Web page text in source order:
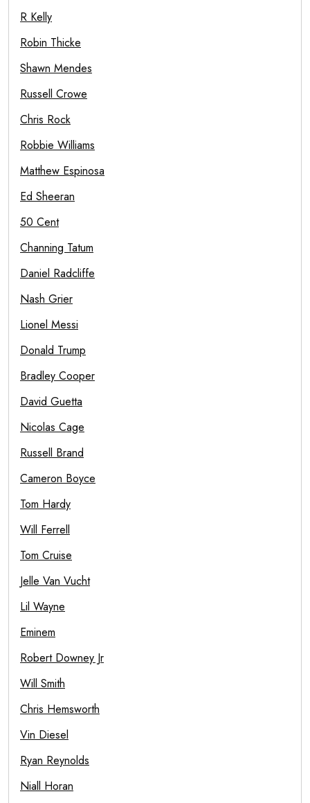
R Kelly
Robin Thicke
Shawn Mendes
Russell Crowe
Chris Rock
Robbie Williams
Matthew Espinosa
Ed Sheeran
50 Cent
Channing Tatum
Daniel Radcliffe
Nash Grier
Lionel Messi
Donald Trump
Bradley Cooper
David Guetta
Nicolas Cage
Russell Brand
Cameron Boyce
Tom Hardy
Will Ferrell
Tom Cruise
Jelle Van Vucht
Lil Wayne
Eminem
Robert Downey Jr
Will Smith
Chris Hemsworth
Vin Diesel
Ryan Reynolds
Niall Horan